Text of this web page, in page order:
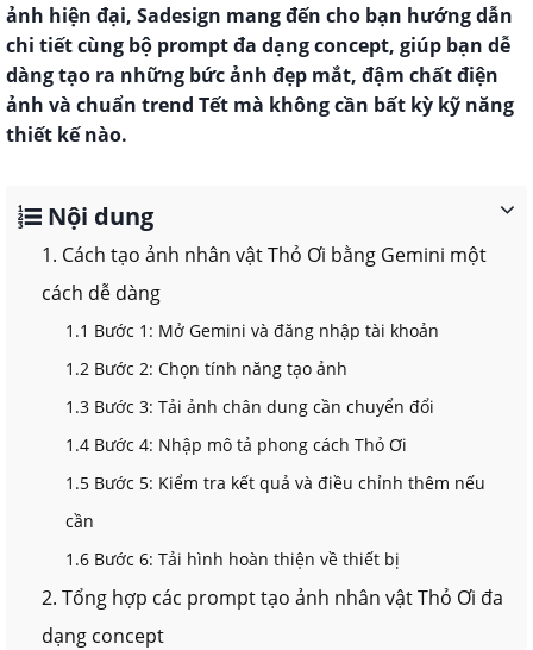
ảnh hiện đại, Sadesign mang đến cho bạn hướng dẫn
chi tiết cùng bộ prompt đa dạng concept, giúp bạn dễ
dàng tạo ra những bức ảnh đẹp mắt, đậm chất điện
ảnh và chuẩn trend Tết mà không cần bất kỳ kỹ năng
thiết kế nào.
Nội dung
1. Cách tạo ảnh nhân vật Thỏ Ơi bằng Gemini một
cách dễ dàng
1.1 Bước 1: Mở Gemini và đăng nhập tài khoản
1.2 Bước 2: Chọn tính năng tạo ảnh
1.3 Bước 3: Tải ảnh chân dung cần chuyển đổi
1.4 Bước 4: Nhập mô tả phong cách Thỏ Ơi
1.5 Bước 5: Kiểm tra kết quả và điều chỉnh thêm nếu
cần
1.6 Bước 6: Tải hình hoàn thiện về thiết bị
2. Tổng hợp các prompt tạo ảnh nhân vật Thỏ Ơi đa
dạng concept